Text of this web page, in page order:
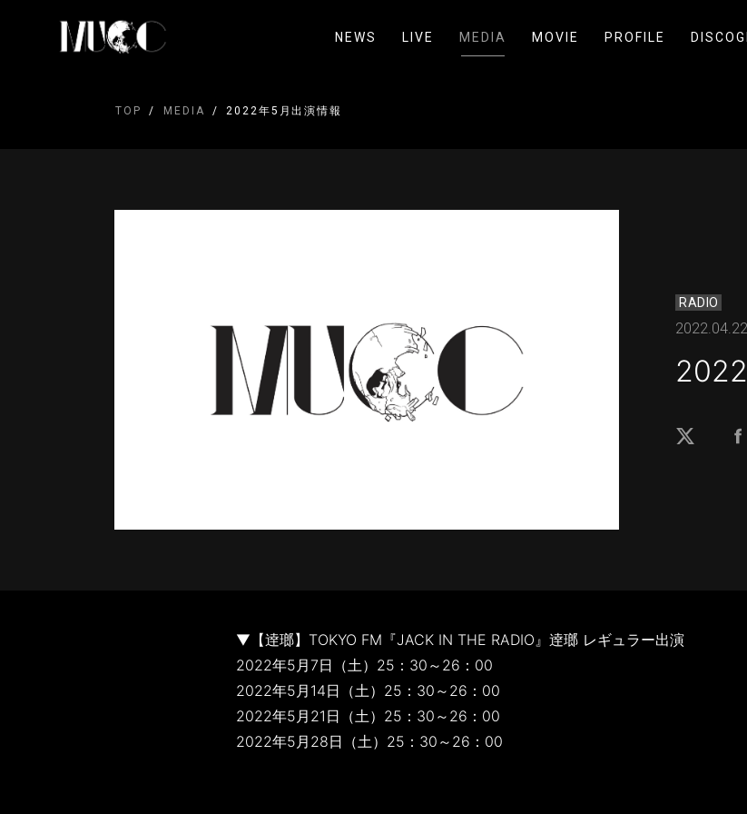
NEWS LIVE MEDIA MOVIE PROFILE
TOP MEDIA 2022年5月出演情報
RADIO
2022.04.22
▼【逹瑯】TOKYO FM『JACK IN THE RADIO』逹瑯 レギュラー出演
2022年5月7日（土）25：30～26：00
2022年5月14日（土）25：30～26：00
2022年5月21日（土）25：30～26：00
2022年5月28日（土）25：30～26：00